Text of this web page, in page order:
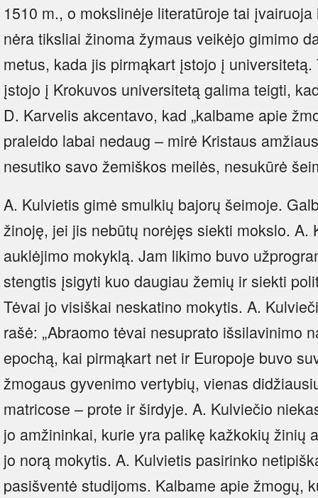
1510 m., o mokslinėje literatūroje tai
nėra tiksliai žinoma žymaus veikėjo gimimo
metus, kada jis pirmąkart įstojo į
įstojo į Krokuvos universitetą galima teigti,
D. Karvelis akcentavo, kad „kalbame apie
praleido labai nedaug – mirė Kristaus
nesutiko savo žemiškos meilės, nesukūrė
A. Kulvietis gimė smulkių bajorų šeimoje.
žinoję, jei jis nebūtų norėjęs siekti mokslo. A.
auklėjimo mokyklą. Jam likimo buvo
stengtis įsigyti kuo daugiau žemių ir siekti
Tėvai jo visiškai neskatino mokytis. A.
rašė: „Abraomo tėvai nesuprato išsilavinimo
epochą, kai pirmąkart net ir Europoje buvo
žmogaus gyvenimo vertybių, vienas
matricose – prote ir širdyje. A. Kulviečio
jo amžininkai, kurie yra palikę kažkokių žinių
jo norą mokytis. A. Kulvietis pasirinko
pasišventė studijoms. Kalbame apie žmogų,